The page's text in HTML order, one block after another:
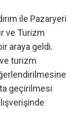
ile Pazaryeri
ve Turizm
araya geldi.
turizm
geçirilmesi